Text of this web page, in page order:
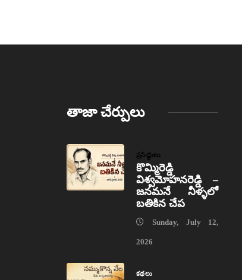
తాజా చేర్పులు
ప్రసిద్ధులు
కొమ్మిరెడ్డి
విశ్వమోహనరెడ్డి –
జనమనే నీళ్ళలో
బతికిన చేప
Sunday, July 12,
2026
కథలు